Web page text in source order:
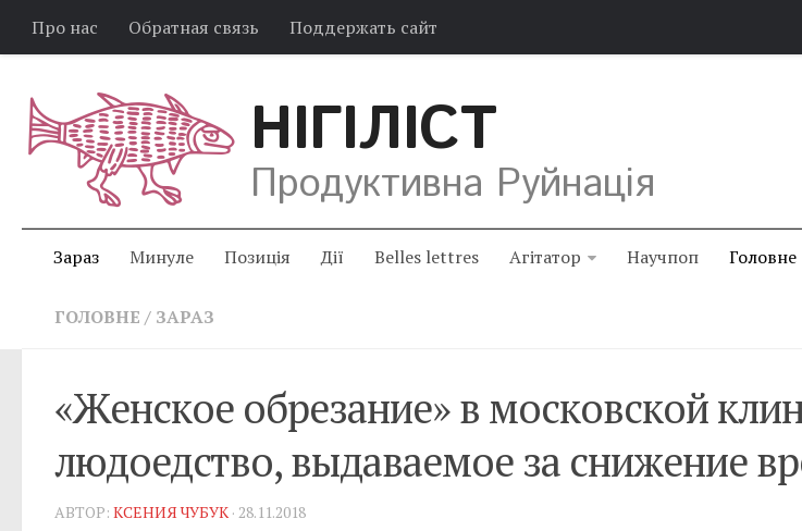
Про нас Обратная связь Поддержать сайт
НІГІЛІСТ
Продуктивна Руйнація
Зараз Минуле Позиція Дії Belles lettres Агітатор Научпоп Головне
ГОЛОВНЕ / ЗАРАЗ
«Женское обрезание» в московской
людоедство, выдаваемое за снижение
АВТОР: КСЕНИЯ ЧУБУК · 28.11.2018